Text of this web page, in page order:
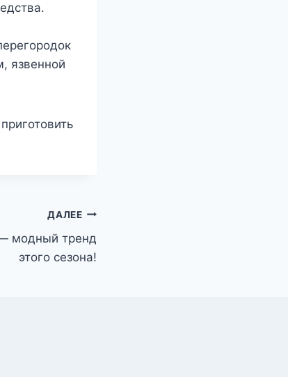
язвенной
ДАЛЕЕ
модный тренд
этого сезона!